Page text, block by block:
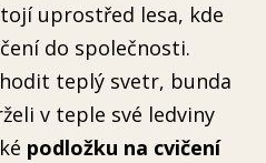
uprostřed lesa, kde
do společnosti.
teplý svetr, bunda
v teple své ledviny
podložku na cvičení